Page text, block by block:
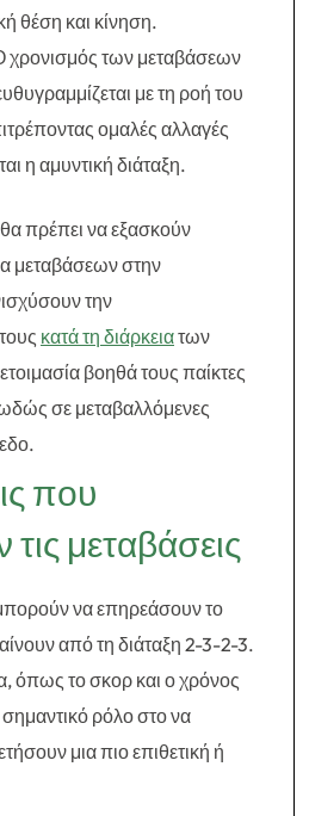
θέση και κίνηση.
χρονισμός των μεταβάσεων
με τη ροή του
ομαλές αλλαγές
η αμυντική διάταξη.
πρέπει να εξασκούν
μεταβάσεων στην
την
κατά τη διάρκειατων
βοηθά τους παίκτες
σε μεταβαλλόμενες
που
μεταβάσεις
να επηρεάσουν το
από τη διάταξη 2-3-2-3.
όπως το σκορ και ο χρόνος
ρόλο στο να
μια πιο επιθετική ή